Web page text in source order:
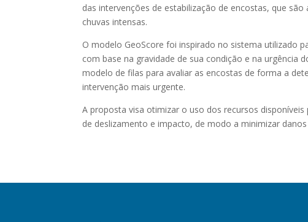
das intervenções de estabilização de encostas, que
chuvas intensas.
O modelo GeoScore foi inspirado no sistema utilizado
com base na gravidade de sua condição e na urgência
modelo de filas para avaliar as encostas de forma a
intervenção mais urgente.
A proposta visa otimizar o uso dos recursos
de deslizamento e impacto, de modo a minimizar